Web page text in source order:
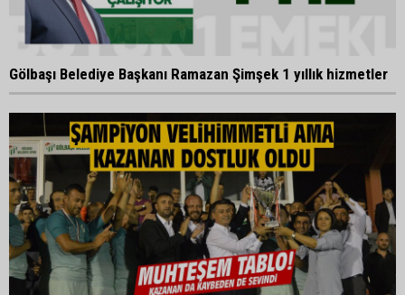
Gölbaşı Belediye Başkanı Ramazan Şimşek 1 yıllık hizmetler